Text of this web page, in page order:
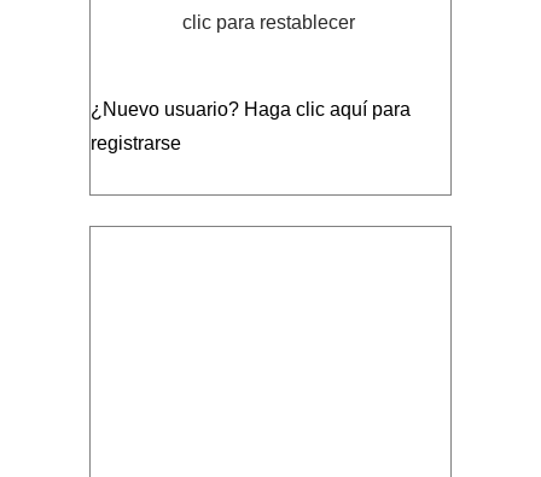
clic para restablecer
¿Nuevo usuario? Haga clic aquí para
registrarse